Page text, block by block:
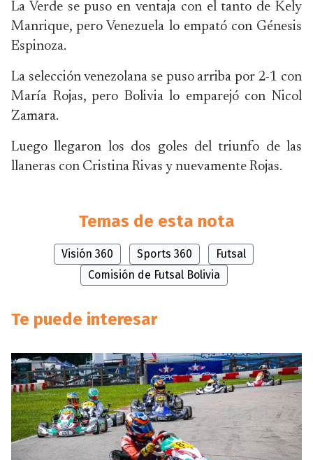
La Verde se puso en ventaja con el tanto de Kely
Manrique, pero Venezuela lo empató con Génesis
Espinoza.
La selección venezolana se puso arriba por 2-1 con
María Rojas, pero Bolivia lo emparejó con Nicol
Zamara.
Luego llegaron los dos goles del triunfo de las
llaneras con Cristina Rivas y nuevamente Rojas.
Temas de esta nota
Visión 360 Sports 360
Futsal
Comisión de Futsal Bolivia
Te puede interesar